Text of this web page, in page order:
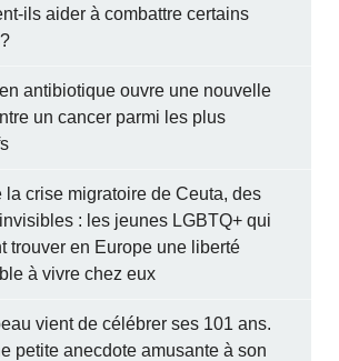
ils aider à combattre certains
antibiotique ouvre une nouvelle
un cancer parmi les plus
la crise migratoire de Ceuta, des
: les jeunes LGBTQ+ qui
trouver en Europe une liberté
à vivre chez eux
vient de célébrer ses 101 ans.
petite anecdote amusante à son